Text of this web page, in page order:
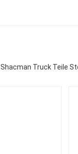
Shacman Truck Teile